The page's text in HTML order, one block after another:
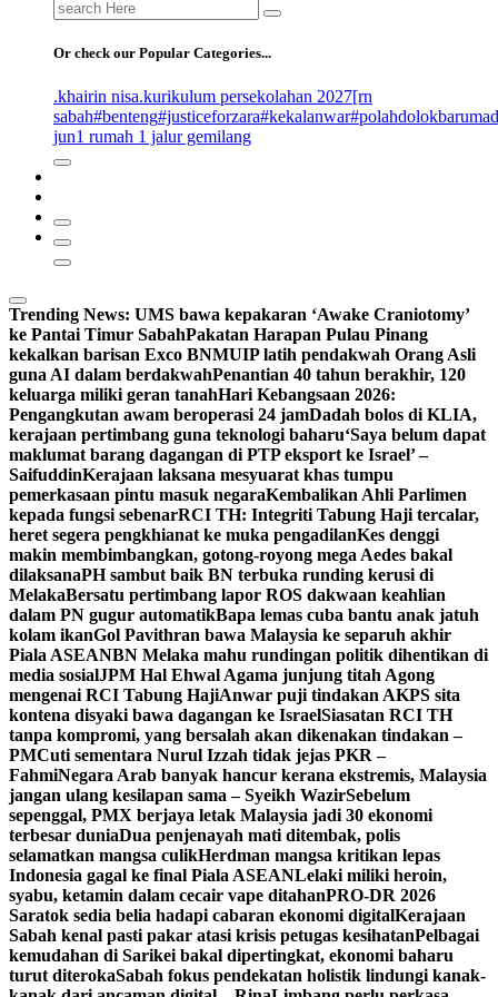
Search
for:
Or check our Popular Categories...
.khairin nisa.kurikulum persekolahan 2027[rn
sabah#benteng#justiceforzara#kekalanwar
jun1 rumah 1 jalur gemilang
Trending News: UMS bawa kepakaran ‘Awake Craniotomy’
ke Pantai Timur SabahPakatan Harapan Pulau Pinang
kekalkan barisan Exco BNMUIP latih pendakwah Orang Asli
guna AI dalam berdakwahPenantian 40 tahun berakhir, 120
keluarga miliki geran tanahHari Kebangsaan 2026:
Pengangkutan awam beroperasi 24 jamDadah bolos di KLIA,
kerajaan pertimbang guna teknologi baharu‘Saya belum dapat
maklumat barang dagangan di PTP eksport ke Israel’ –
SaifuddinKerajaan laksana mesyuarat khas tumpu
pemerkasaan pintu masuk negaraKembalikan Ahli Parlimen
kepada fungsi sebenarRCI TH: Integriti Tabung Haji tercalar,
heret segera pengkhianat ke muka pengadilanKes denggi
makin membimbangkan, gotong-royong mega Aedes bakal
dilaksanaPH sambut baik BN terbuka runding kerusi di
MelakaBersatu pertimbang lapor ROS dakwaan keahlian
dalam PN gugur automatikBapa lemas cuba bantu anak jatuh
kolam ikanGol Pavithran bawa Malaysia ke separuh akhir
Piala ASEANBN Melaka mahu rundingan politik dihentikan di
media sosialJPM Hal Ehwal Agama junjung titah Agong
mengenai RCI Tabung HajiAnwar puji tindakan AKPS sita
kontena disyaki bawa dagangan ke IsraelSiasatan RCI TH
tanpa kompromi, yang bersalah akan dikenakan tindakan –
PMCuti sementara Nurul Izzah tidak jejas PKR –
FahmiNegara Arab banyak hancur kerana ekstremis, Malaysia
jangan ulang kesilapan sama – Syeikh WazirSebelum
sepenggal, PMX berjaya letak Malaysia jadi 30 ekonomi
terbesar duniaDua penjenayah mati ditembak, polis
selamatkan mangsa culikHerdman mangsa kritikan lepas
Indonesia gagal ke final Piala ASEANLelaki miliki heroin,
syabu, ketamin dalam cecair vape ditahanPRO-DR 2026
Saratok sedia belia hadapi cabaran ekonomi digitalKerajaan
Sabah kenal pasti pakar atasi krisis petugas kesihatanPelbagai
kemudahan di Sarikei bakal dipertingkat, ekonomi baharu
turut diterokaSabah fokus pendekatan holistik lindungi kanak-